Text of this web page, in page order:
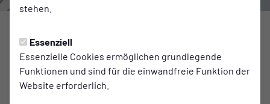
stehen.
Essenziell
Essenzielle Cookies ermöglichen grundlegende
Funktionen und sind für die einwandfreie Funktion der
Website erforderlich.
JUNIOREN Dienstag, 09.12.2025 09:34 Uhr
U16 punktet gegen Kleve nach
Rückstand